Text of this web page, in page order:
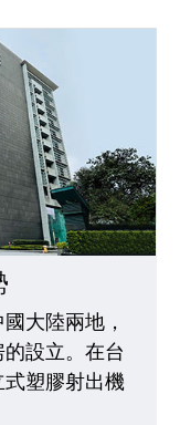
大陸兩地，
設立。在台
塑膠射出機